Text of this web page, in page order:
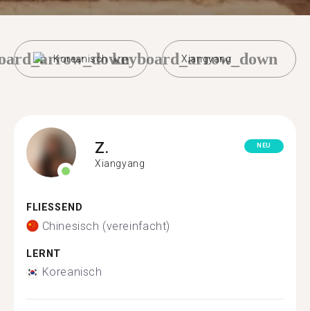
Koreanisch Xiangyang
keyboard_arrow_down
Z.
Xiangyang
NEU
FLIESSEND
Chinesisch (vereinfacht)
LERNT
Koreanisch